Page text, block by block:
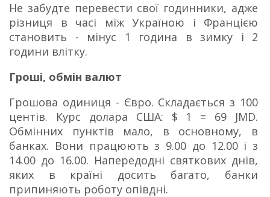
Не забудте перевести свої годинники, адже
різниця в часі між Україною і Францією
становить - мінус 1 година в зимку і 2
години влітку.
Гроші, обмін валют
Грошова одиниця - Євро. Складається з 100
центів. Курс долара США: $ 1 = 69 JMD.
Обмінних пунктів мало, в основному, в
банках. Вони працюють з 9.00 до 12.00 і з
14.00 до 16.00. Напередодні святкових днів,
яких в країні досить багато, банки
припиняють роботу опівдні.